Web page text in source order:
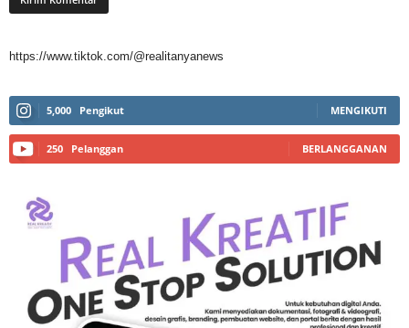
https://www.tiktok.com/@realitanyanews
5,000 Pengikut MENGIKUTI
250 Pelanggan BERLANGGANAN